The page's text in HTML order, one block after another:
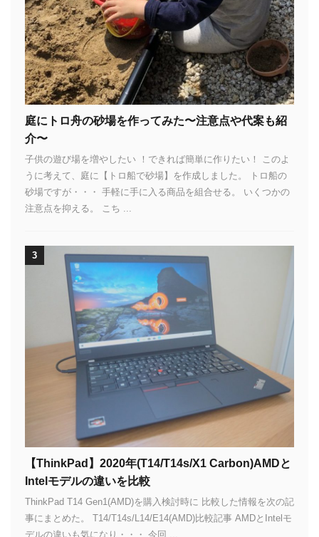
庭にトロ舟の砂場を作ってみた〜注意点や代案も紹
介〜
子供の遊び場を増やしたい ！できれば簡単に作りたい！ このよ
うに考えて、庭に【トロ船で砂場】を作成しました。 トロ船の
砂場ですが・・・ 手軽に手に入る商品を組合せる。 いくつかの
注意点を抑える。 こち ...
3
【ThinkPad】2020年(T14/T14s/X1 Carbon)AMDと
Intelモデルの違いを比較
ThinkPad T14 Gen1(AMD)を購入検討時に 比較した情報を次の記
事にまとめた。 T14/T14s/L14/E14(AMD)比較記事 AMDとIntelモ
デルの違いも気になり・・・ 今回 ...